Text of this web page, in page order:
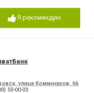
Я рекомендую
улица Коммунаров, 66
50-00-03